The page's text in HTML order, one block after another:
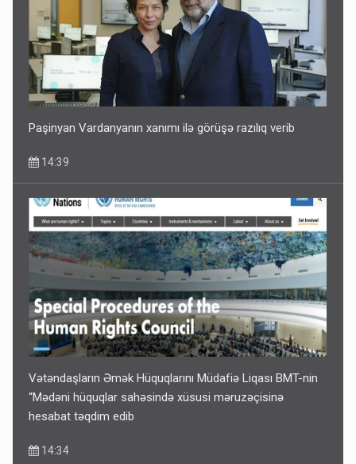
Paşinyan Vardanyanın xanımı ilə görüşə razılıq verib
14:39
Vətəndaşların Əmək Hüquqlarını Müdafiə Liqası BMT-nin
“Mədəni hüquqlar sahəsində xüsusi məruzəçisinə
hesabat təqdim edib
14:34